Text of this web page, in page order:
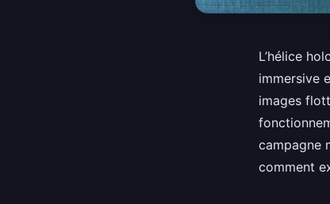
L’hélice
immersive
images
campagne
comment